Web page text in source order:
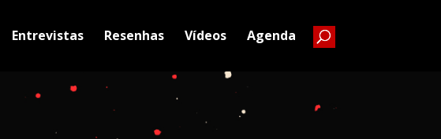
Entrevistas Resenhas Vídeos Agenda